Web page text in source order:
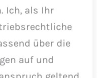
Ich, als Ihr
über die
auf und